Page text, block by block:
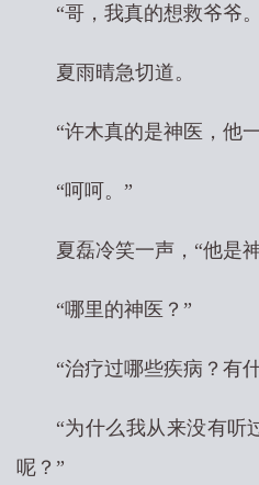
“哥，我真的想救爷爷
夏雨晴急切道。
“许木真的是神医，他
“呵呵。”
夏磊冷笑一声，“他是
“哪里的神医？”
“治疗过哪些疾病？有
“为什么我从来没有听
呢？”